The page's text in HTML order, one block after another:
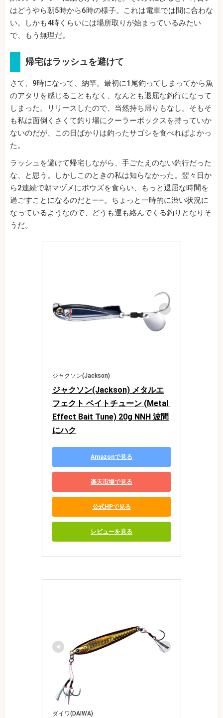
はどうやら朝5時から6時の様子。これは電車では間に合わな
い。しかも4時くらいには場所取りが始まっているみたい
で、もう無理だ。
帰宅はラッシュを避けて
さて、9時になって、納竿。最初に1尾釣ってしまってから魚
のアタリを感じることもなく、なんとも退屈な釣行になって
しまった。リリースしたので、当然持ち帰りもなし。そもそ
も私は面倒くさくて釣り場にクーラーボックスを持っていか
ないのだが、この日ばかりは釣ったサゴシを食べればよかっ
た。
ラッシュを避けて帰宅しながら、手ごたえのない釣行だった
な、と思う。しかしこのときの私は知らなかった。翌々日か
ら2連続で朝マヅメにボウズを食らい、もっと退屈な時間を
過ごすことになるのだと――。ちょっと一時的に渋い状況に
なっているようなので、どうも運も絡んでくる釣りとなりそ
うだ。
ジャクソン(Jackson)
ジャクソン(Jackson) メタルエ
フェクト ベイトチューン (Metal
Effect Bait Tune) 20g NNH 波間
にハク
Amazonで見る
楽天市場で見る
公式HPで見る
レビューを見る
ダイワ(DAIWA)